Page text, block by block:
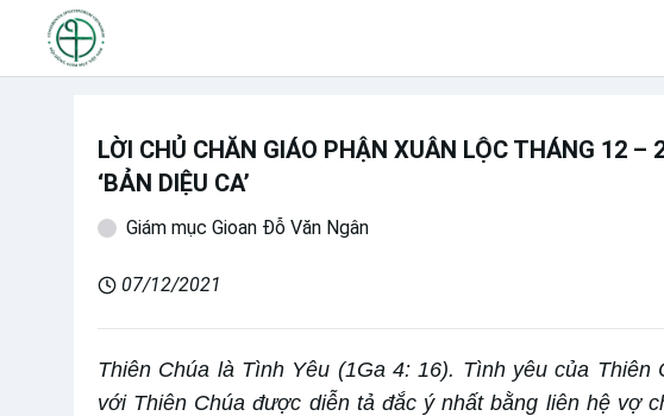
LỜI CHỦ CHĂN GIÁO PHẬN XUÂN LỘC THÁNG 12 –
‘BẢN DIỆU CA’
Giám mục Gioan Đỗ Văn Ngân
07/12/2021
Thiên Chúa là Tình Yêu (1Ga 4: 16). Tình yêu của Thiên
với Thiên Chúa được diễn tả đắc ý nhất bằng liên hệ vợ